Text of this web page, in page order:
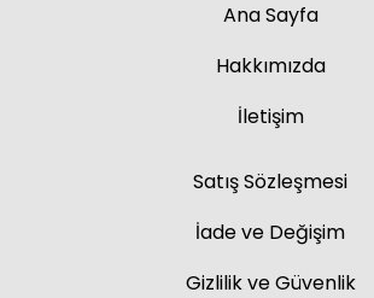
Ana Sayfa
Hakkımızda
İletişim
Satış Sözleşmesi
İade ve Değişim
Gizlilik ve Güvenlik